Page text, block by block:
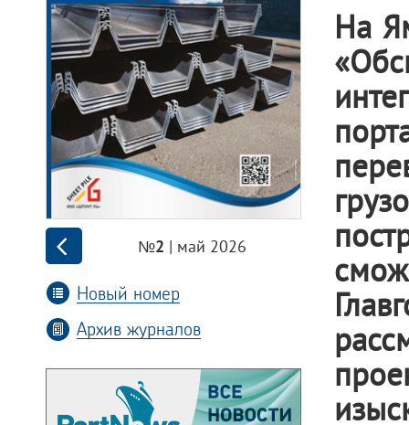
№2 | май 2026
Новый номер
Архив журналов
На